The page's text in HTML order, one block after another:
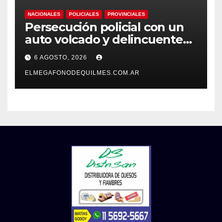
NACIONALES POLICIALES PROVINCIALES
Persecución policial con un
auto volcado y delincuentes
detenidos en San Francisco
Solano
6 AGOSTO, 2026
ELMEGAFONODEQUILMES.COM.AR